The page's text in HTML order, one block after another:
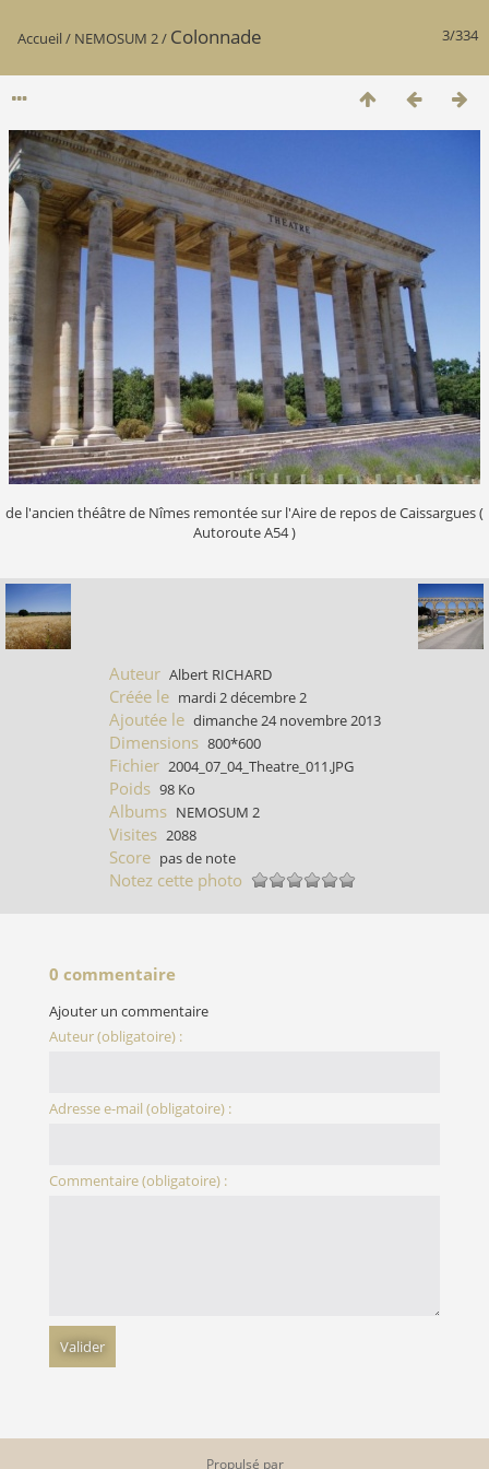
3/334
Accueil/ NEMOSUM 2/ Colonnade
de l'ancien théâtre de Nîmes remontée sur l'Aire de repos de Caissargues (
Autoroute A54 )
Auteur Albert RICHARD
Créée le mardi 2 décembre 2
Ajoutée le dimanche 24 novembre 2013
Dimensions 800*600
Fichier 2004_07_04_Theatre_011.JPG
Poids 98 Ko
Albums NEMOSUM 2
Visites 2088
Score pas de note
Notez cette photo
0 commentaire
Ajouter un commentaire
Auteur (obligatoire) :
Adresse e-mail (obligatoire) :
Commentaire (obligatoire) :
Propulsé par